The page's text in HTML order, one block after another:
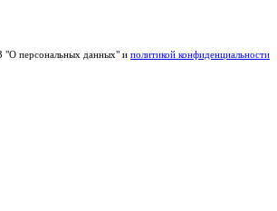
"О персональных данных" и политикой конфиденциальности